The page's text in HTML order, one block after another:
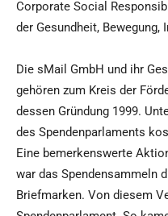
Corporate Social
der Gesundheit, Bewegung,
Die sMail GmbH und ihr
gehören zum Kreis der
dessen Gründung 1999.
des Spendenparlaments
Eine bemerkenswerte
war das Spendensammeln
Briefmarken. Von diesem